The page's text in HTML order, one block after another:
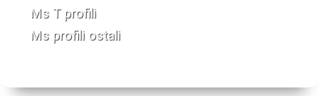
Ms T profili
Ms profili ostali